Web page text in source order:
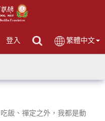
登入 繁體中文
飯、禪定之外，我都是動